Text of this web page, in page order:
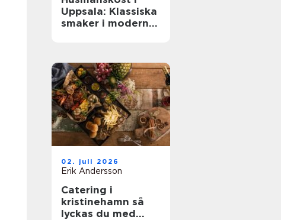
Uppsala: Klassiska
smaker i modern
02. juli 2026
Erik Andersson
Catering i
kristinehamn så
lyckas du med